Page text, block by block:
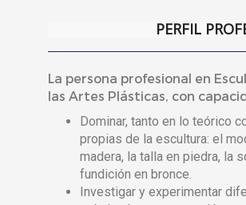
PERFIL
La persona profesional en
las Artes Plásticas, con
Dominar, tanto en lo teórico
propias de la escultura: el
madera, la talla en piedra, la
fundición en bronce.
Investigar y experimentar